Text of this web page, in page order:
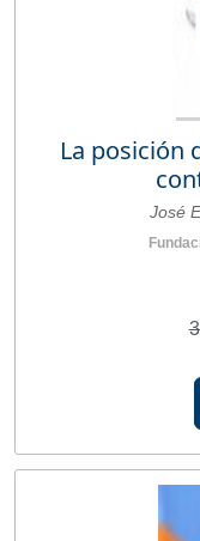
La posición
José